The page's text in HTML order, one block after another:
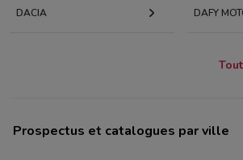
DACIA DAFY
Prospectus et catalogues par ville